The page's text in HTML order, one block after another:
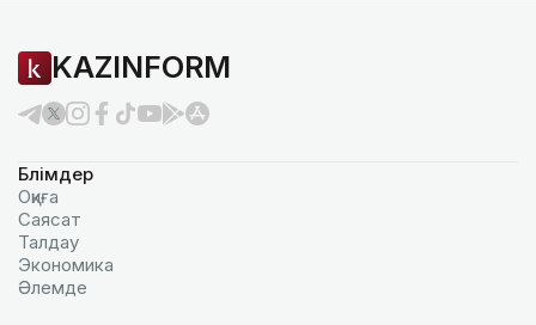
KAZINFORM
Бөлімдер
Оқиға
Саясат
Талдау
Экономика
Әлемде